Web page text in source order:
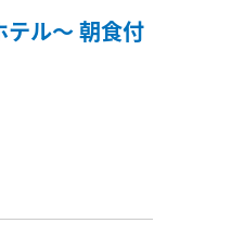
テル～ 朝食付